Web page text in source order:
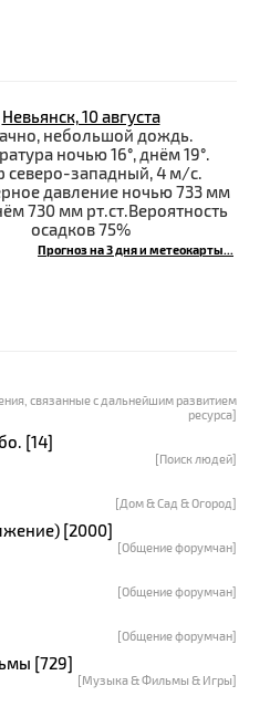
Невьянск, 10 августа
небольшой дождь.
ночью 16°, днём 19°.
северо-западный, 4 м/с.
давление ночью 733 мм
730 мм рт.ст.Вероятность
осадков 75%
Прогноз на 3 дня и метеокарты...
связанные с дальнейшим развитием
ресурса]
[14]
[Поиск людей]
[Дом & Сад & Огород]
[2000]
[Общение форумчан]
[Общение форумчан]
[Общение форумчан]
[729]
[Музыка & Фильмы & Игры]